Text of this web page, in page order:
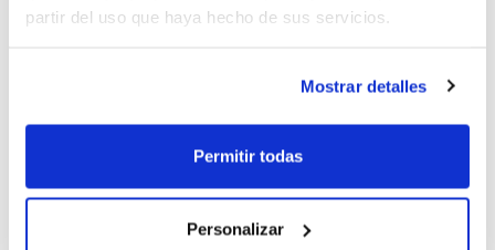
partir del uso que haya hecho de sus servicios.
Mostrar detalles
Permitir todas
Personalizar
febrero en los siguientes lugares:
– Pabellón El Quint de Mislata: de 12´00 a